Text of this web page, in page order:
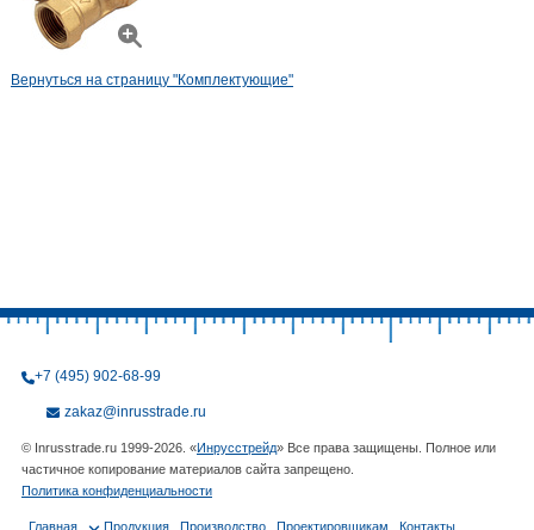
Вернуться на страницу "Комплектующие"
+7 (495) 902-68-99
zakaz@inrusstrade.ru
© Inrusstrade.ru 1999-2026. «Инрусстрейд» Все права защищены. Полное или
частичное копирование материалов сайта запрещено.
Политика конфиденциальности
Главная Продукция Производство Проектировщикам Контакты